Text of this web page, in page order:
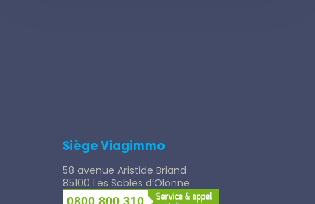
Siège Viagimmo
58 avenue Aristide Briand
85100 Les Sables d’Olonne
0800 800 310